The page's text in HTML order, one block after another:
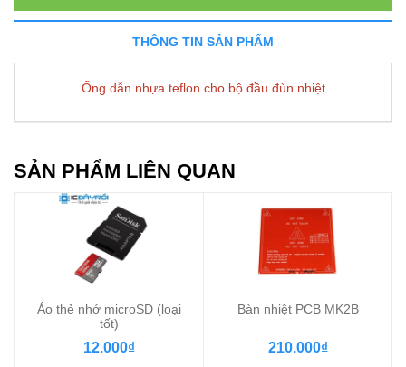
THÔNG TIN SẢN PHẨM
Ống dẫn nhựa teflon cho bộ đầu đùn nhiệt
SẢN PHẨM LIÊN QUAN
Áo thẻ nhớ microSD (loại
tốt)
12.000₫
Bàn nhiệt PCB MK2B
210.000₫